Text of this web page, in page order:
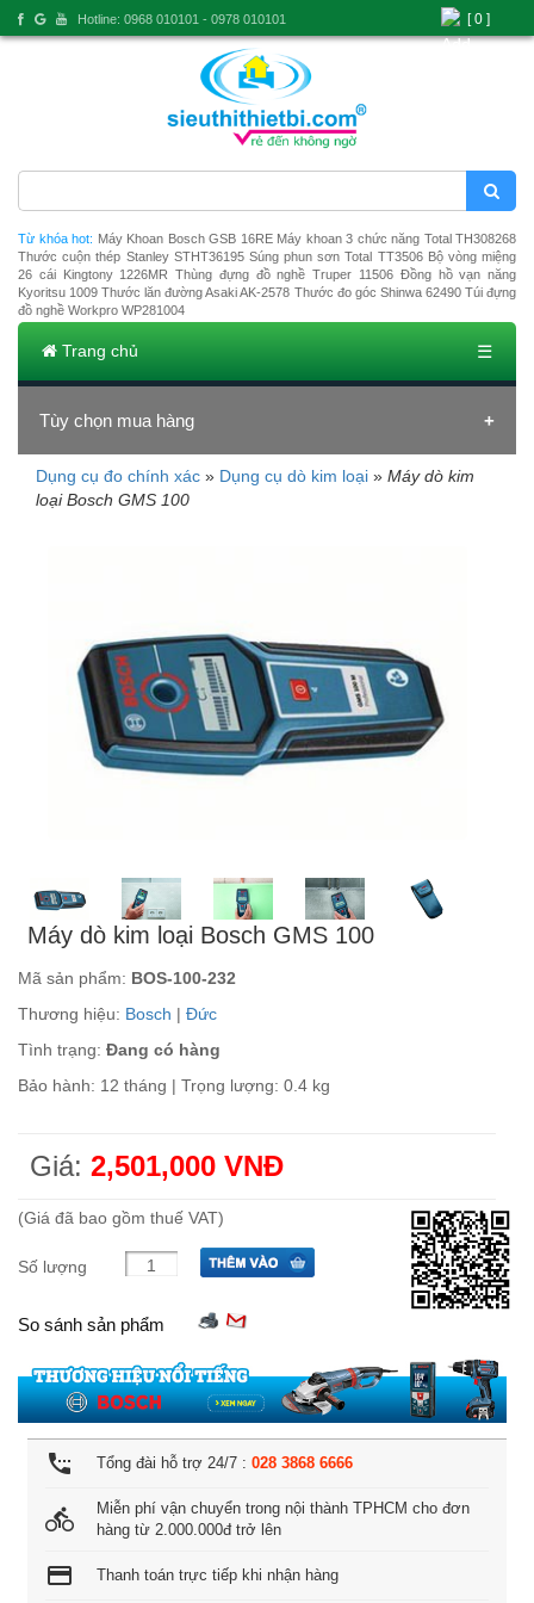
Từ khóa hot: Máy Khoan Bosch GSB 16RE Máy khoan 3 chức năng Total TH308268
Thước cuộn thép Stanley STHT36195 Súng phun sơn Total TT3506 Bộ vòng miệng
26 cái Kingtony 1226MR Thùng đựng đồ nghề Truper 11506 Đồng hồ vạn năng
Kyoritsu 1009 Thước lăn đường Asaki AK-2578 Thước đo góc Shinwa 62490 Túi đựng
đồ nghề Workpro WP281004
Trang chủ ☰
Tùy chọn mua hàng
Đang tải dữ liệu
Dụng cụ đo chính xác » Dụng cụ dò kim loại » Máy dò kim
loại Bosch GMS 100
Máy dò kim loại Bosch GMS 100
Mã sản phẩm: BOS-100-232
Thương hiệu: Bosch | Đức
Tình trạng: Đang có hàng
Bảo hành: 12 tháng | Trọng lượng: 0.4 kg
Giá: 2,501,000 VNĐ
(Giá đã bao gồm thuế VAT)
Số lượng
So sánh sản phẩm
settings_phone Tổng đài hỗ trợ 24/7 : 028 3868 6666
directions_bike
Miễn phí vận chuyển trong nội thành TPHCM cho đơn
hàng từ 2.000.000đ trở lên
credit_card Thanh toán trực tiếp khi nhận hàng
Hotline: 0968 010101 - 0978 010101 [ 0 ]